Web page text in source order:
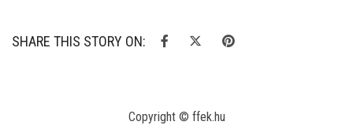
SHARE THIS STORY ON:
Copyright © ffek.hu